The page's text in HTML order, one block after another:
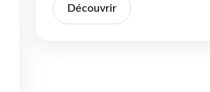
Découvrir